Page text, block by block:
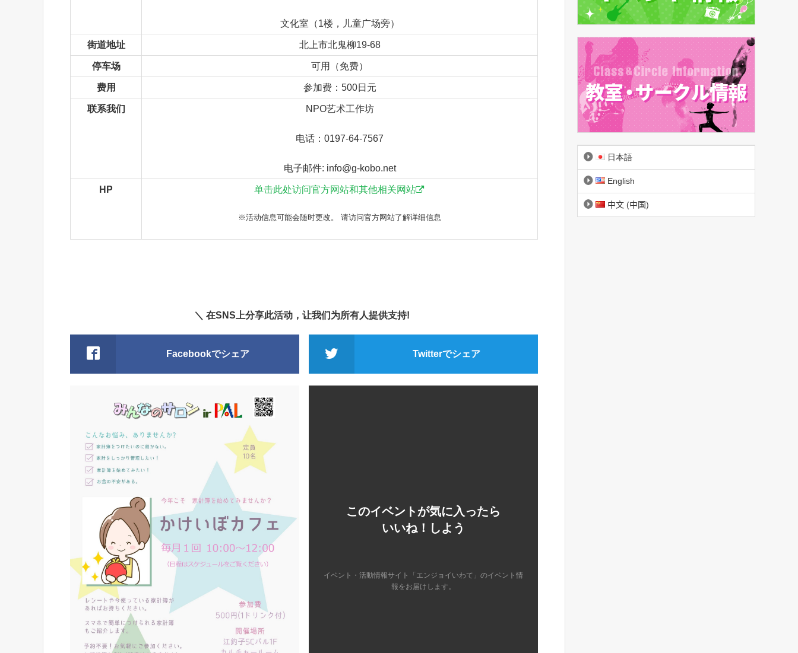
文化室（1楼，儿童广场旁）
街道地址 北上市北鬼柳19-68
停车场 可用（免费）
费用 参加费：500日元
联系我们 NPO艺术工作坊
电话：0197-64-7567
电子邮件: info@g-kobo.net
HP 单击此处访问官方网站和其他相关网站
※活动信息可能会随时更改。 请访问官方网站了解详细信息
＼ 在SNS上分享此活动，让我们为所有人提供支持!
Facebookでシェア Twitterでシェア
このイベントが気に入ったら
いいね！しよう
イベント・活動情報サイト「エンジョイいわて」のイベント情
報をお届けします。
日本語
English
中文 (中国)